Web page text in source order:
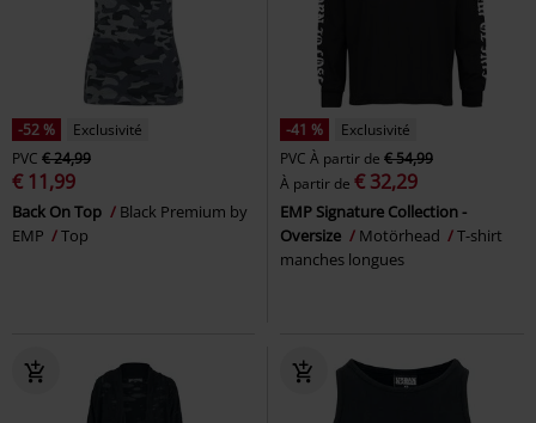
-52 %
Exclusivité
PVC € 24,99
€ 11,99
Back On Top
Black Premium by
EMP
Top
-41 %
Exclusivité
PVC À partir de € 54,99
À partir de € 32,29
EMP Signature Collection -
Oversize
Motörhead
T-shirt
manches longues